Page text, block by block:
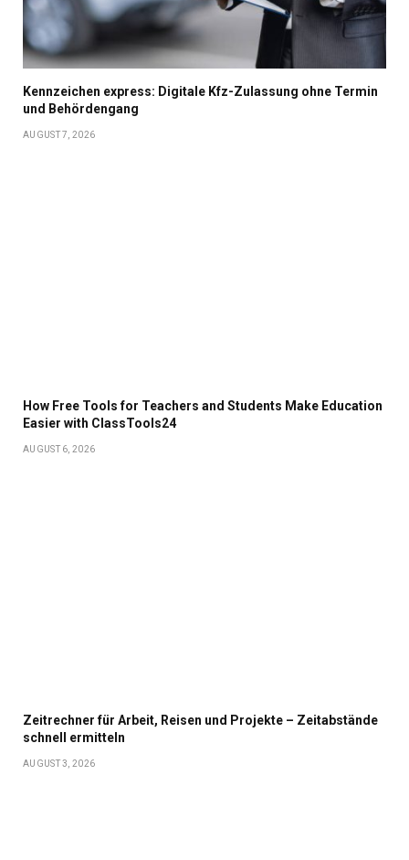
Kennzeichen express: Digitale Kfz-Zulassung ohne Termin
und Behördengang
AUGUST 7, 2026
How Free Tools for Teachers and Students Make Education
Easier with ClassTools24
AUGUST 6, 2026
Zeitrechner für Arbeit, Reisen und Projekte – Zeitabstände
schnell ermitteln
AUGUST 3, 2026